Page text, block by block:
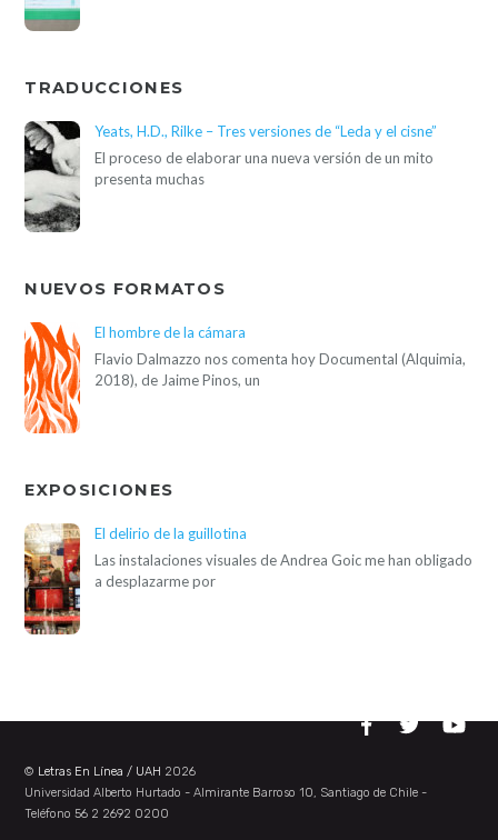
TRADUCCIONES
Yeats, H.D., Rilke – Tres versiones de “Leda y el cisne”
El proceso de elaborar una nueva versión de un mito
presenta muchas
NUEVOS FORMATOS
El hombre de la cámara
Flavio Dalmazzo nos comenta hoy Documental (Alquimia,
2018), de Jaime Pinos, un
EXPOSICIONES
El delirio de la guillotina
Las instalaciones visuales de Andrea Goic me han obligado
a desplazarme por
© Letras En Línea / UAH 2026
Universidad Alberto Hurtado - Almirante Barroso 10, Santiago de Chile -
Teléfono 56 2 2692 0200